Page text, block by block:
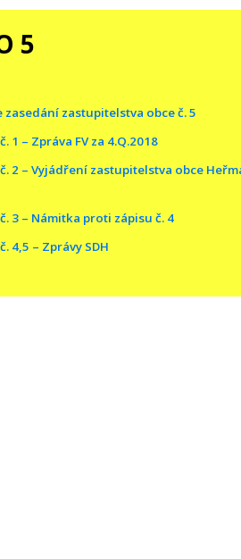
5
zasedání zastupitelstva obce č. 5
1 – Zpráva FV za 4.Q.2018
2 – Vyjádření zastupitelstva obce
3 – Námitka proti zápisu č. 4
4,5 – Zprávy SDH